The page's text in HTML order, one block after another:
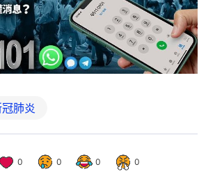
肺炎
0 0 0 0